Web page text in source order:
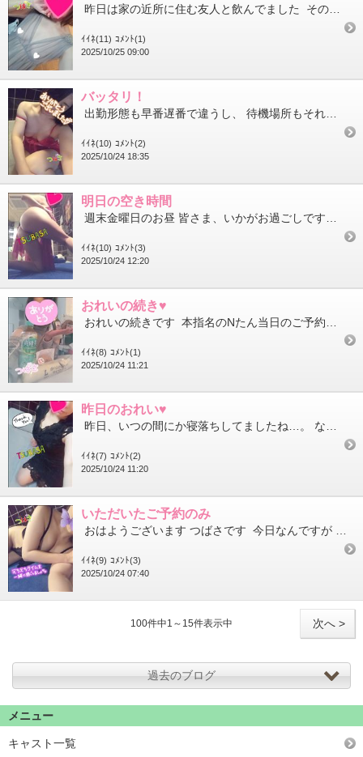
ｲｲﾈ(11) ｺﾒﾝﾄ(1)
2025/10/25 09:00
バッタリ！
ｲｲﾈ(10) ｺﾒﾝﾄ(2)
2025/10/24 18:35
明日の空き時間
ｲｲﾈ(10) ｺﾒﾝﾄ(3)
2025/10/24 12:20
おれいの続き♥
ｲｲﾈ(8) ｺﾒﾝﾄ(1)
2025/10/24 11:21
昨日のおれい♥
ｲｲﾈ(7) ｺﾒﾝﾄ(2)
2025/10/24 11:20
いただいたご予約のみ
ｲｲﾈ(9) ｺﾒﾝﾄ(3)
2025/10/24 07:40
次へ >
100件中1～15件表示中
過去のブログ
メニュー
キャスト一覧